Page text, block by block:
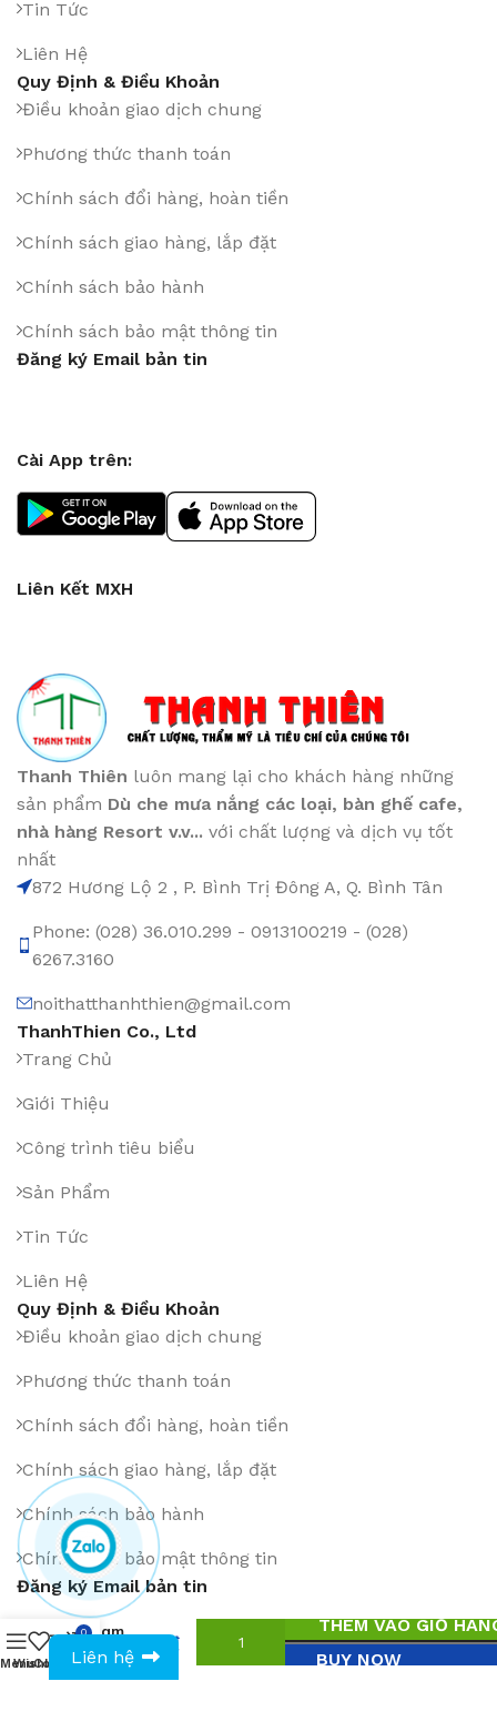
Tin Tức
Liên Hệ
Quy Định & Điều Khoản
Điều khoản giao dịch chung
Phương thức thanh toán
Chính sách đổi hàng, hoàn tiền
Chính sách giao hàng, lắp đặt
Chính sách bảo hành
Chính sách bảo mật thông tin
Đăng ký Email bản tin
Cài App trên:
Liên Kết MXH
Thanh Thiên luôn mang lại cho khách hàng những
sản phẩm Dù che mưa nắng các loại, bàn ghế cafe,
nhà hàng Resort v.v... với chất lượng và dịch vụ tốt
nhất
872 Hương Lộ 2 , P. Bình Trị Đông A, Q. Bình Tân
Phone: (028) 36.010.299 - 0913100219 - (028)
6267.3160
noithatthanhthien@gmail.com
ThanhThien Co., Ltd
Trang Chủ
Giới Thiệu
Công trình tiêu biểu
Sản Phẩm
Tin Tức
Liên Hệ
Quy Định & Điều Khoản
Điều khoản giao dịch chung
Phương thức thanh toán
Chính sách đổi hàng, hoàn tiền
Chính sách giao hàng, lắp đặt
Chính sách bảo hành
Chính sách bảo mật thông tin
Đăng ký Email bản tin
Cài App trên:
Ghế Cắt
Tóc
Nam
Falcon
₫
THÊM VÀO GIỎ
BUY NOW
Menu
WishlistCompare
0
Cart
Liên hệ
0943594386